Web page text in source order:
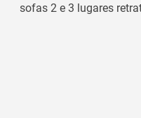
sofas 2 e 3 lugares